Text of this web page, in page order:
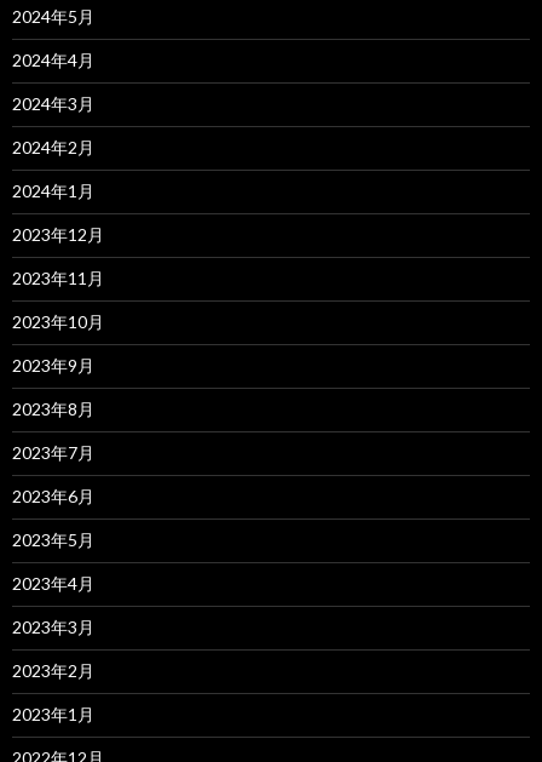
2024年5月
2024年4月
2024年3月
2024年2月
2024年1月
2023年12月
2023年11月
2023年10月
2023年9月
2023年8月
2023年7月
2023年6月
2023年5月
2023年4月
2023年3月
2023年2月
2023年1月
2022年12月